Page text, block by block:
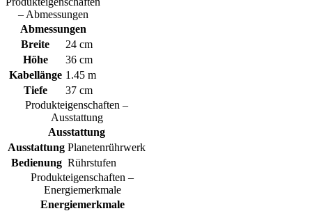
– Abmessungen
Abmessungen
Breite
24 cm
Höhe
36 cm
Kabellänge 1.45 m
Tiefe
37 cm
Produkteigenschaften –
Ausstattung
Ausstattung
Ausstattung Planetenrührwerk
Bedienung Rührstufen
Produkteigenschaften –
Energiemerkmale
Energiemerkmale